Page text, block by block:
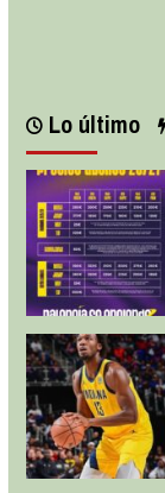
Lo último